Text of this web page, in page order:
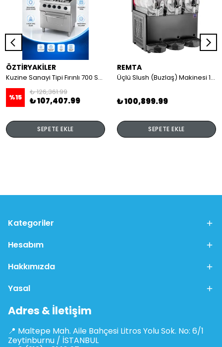
ÖZTİRYAKİLER
Kuzine Sanayi Tipi Fırınlı 700 Seri Gazlı 4 Açık Ateş 80x70x85 (Lp)-2X6Kw+2X7,5Kw+6Kw Elektrikli Fırın
%15
₺ 126,361.99
₺ 107,407.99
SEPETE EKLE
REMTA
Üçlü Slush (Buzlaş) Makinesi 12+12+12 lt
₺ 100,899.99
SEPETE EKLE
Kategoriler
Hesabım
Hakkımızda
Yasal
Adres & İletişim
📍 Maltepe Mah. Aile Bahçesi Litros Yolu Sok. No: 6/1
Zeytinburnu / İSTANBUL